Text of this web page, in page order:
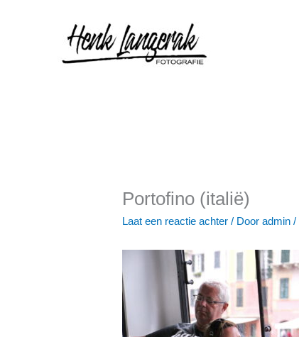
Portofino (italië)
Laat een reactie achter / Dooradmin/